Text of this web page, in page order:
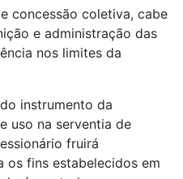
concessão coletiva, cabe
e administração das
nos limites da
instrumento da
uso na serventia de
fruirá
os fins estabelecidos em